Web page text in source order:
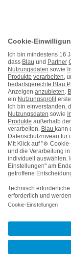
Für nicht
Blau
connect